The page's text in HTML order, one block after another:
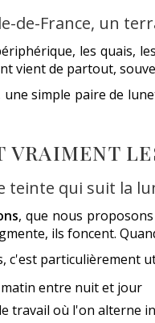
de-France, un
les quais,
vient de partout,
une simple paire de
VRAIMENT
teinte qui suit la
, que nous
ils foncent.
c'est particulièrement
entre nuit et jour
travail où l'on alterne